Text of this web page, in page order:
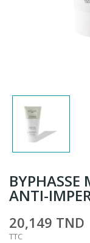
BYPHASSE
ANTI-
20,149 TND
TTC